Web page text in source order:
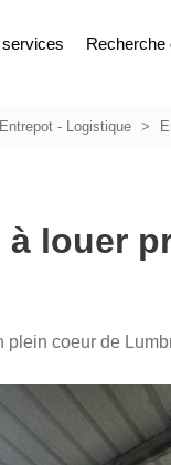
Recherche
Entrepot - Logistique
à louer
plein coeur de